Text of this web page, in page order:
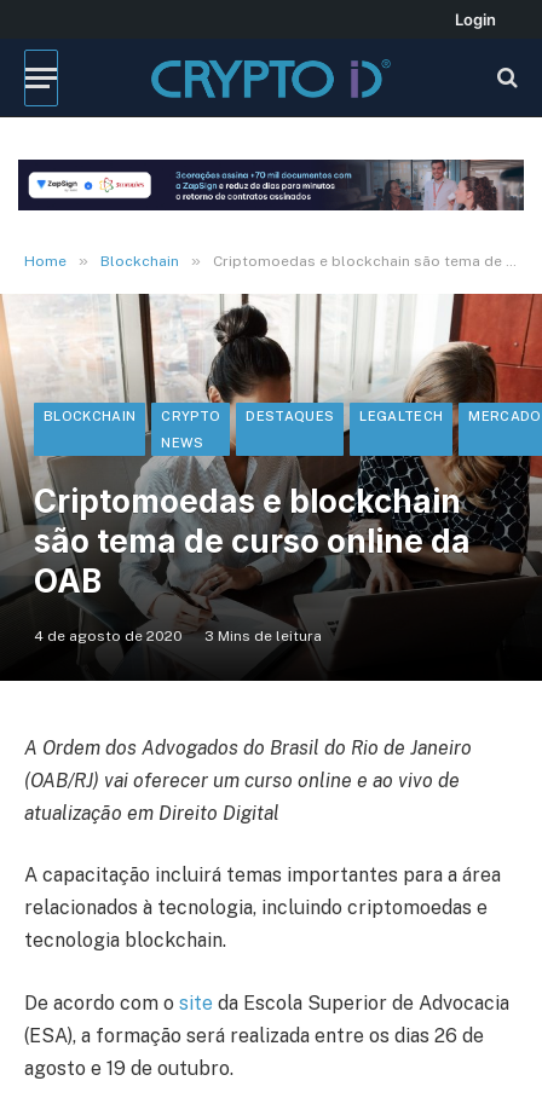
Login
Home » Blockchain » Criptomoedas e blockchain são tema de curso online da OAB
BLOCKCHAIN
CRYPTO
NEWS
DESTAQUES LEGALTECH MERCADO
Criptomoedas e blockchain
são tema de curso online da
OAB
4 de agosto de 2020 3 Mins de leitura
A Ordem dos Advogados do Brasil do Rio de Janeiro
(OAB/RJ) vai oferecer um curso online e ao vivo de
atualização em Direito Digital
A capacitação incluirá temas importantes para a área
relacionados à tecnologia, incluindo criptomoedas e
tecnologia blockchain.
De acordo com o site da Escola Superior de Advocacia
(ESA), a formação será realizada entre os dias 26 de
agosto e 19 de outubro.